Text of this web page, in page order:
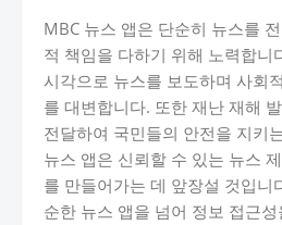
MBC 뉴스 앱은 단순히 뉴스를
적 책임을 다하기 위해 노력합니
시각으로 뉴스를 보도하며 사회
를 대변합니다. 또한 재난 재해
전달하여 국민들의 안전을 지키
뉴스 앱은 신뢰할 수 있는 뉴스
를 만들어가는 데 앞장설 것입니
순한 뉴스 앱을 넘어 정보 접근